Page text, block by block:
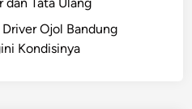
Ojol Bandung
Kondisinya